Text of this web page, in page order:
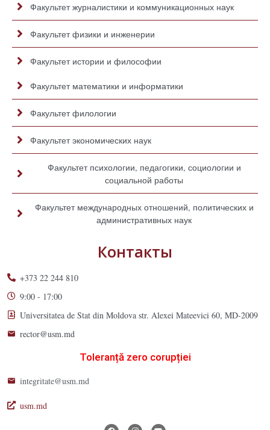
Факультет журналистики и коммуникационных наук
Факультет физики и инженерии
Факультет истории и философии
Факультет математики и информатики
Факультет филологии
Факультет экономических наук
Факультет психологии, педагогики, социологии и
социальной работы
Факультет международных отношений, политических и
административных наук
Контакты
+373 22 244 810
9:00 - 17:00
Universitatea de Stat din Moldova str. Alexei Mateevici 60, MD-2009
rector@usm.md
Toleranță zero corupției
integritate@usm.md
usm.md